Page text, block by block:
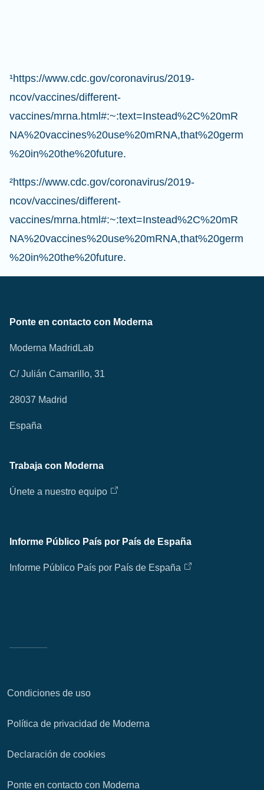
¹https://www.cdc.gov/coronavirus/2019-
ncov/vaccines/different-
vaccines/mrna.html#:~:text=Instead%2C%20mR
NA%20vaccines%20use%20mRNA,that%20germ
%20in%20the%20future.
²https://www.cdc.gov/coronavirus/2019-
ncov/vaccines/different-
vaccines/mrna.html#:~:text=Instead%2C%20mR
NA%20vaccines%20use%20mRNA,that%20germ
%20in%20the%20future.
Ponte en contacto con Moderna
Moderna MadridLab
C/ Julián Camarillo, 31
28037 Madrid
España
Trabaja con Moderna
Únete a nuestro equipo
Informe Público País por País de España
Informe Público País por País de España
Condiciones de uso
Política de privacidad de Moderna
Declaración de cookies
Ponte en contacto con Moderna